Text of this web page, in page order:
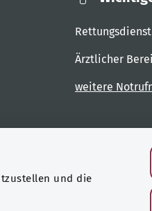
und die
Rettungsdienst
Ärztlicher
weitere